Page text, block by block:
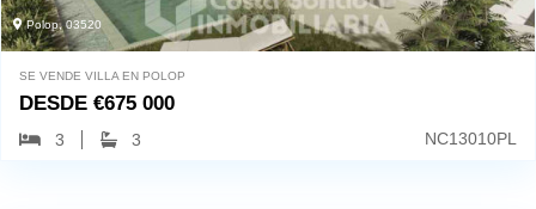
Polop, 03520
SE VENDE VILLA EN POLOP
DESDE €675 000
3 3 NC13010PL